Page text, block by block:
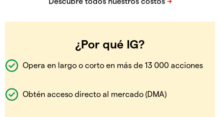
¿Por qué IG?
Opera en largo o corto en más de 13 000 acciones
Obtén acceso directo al mercado (DMA)